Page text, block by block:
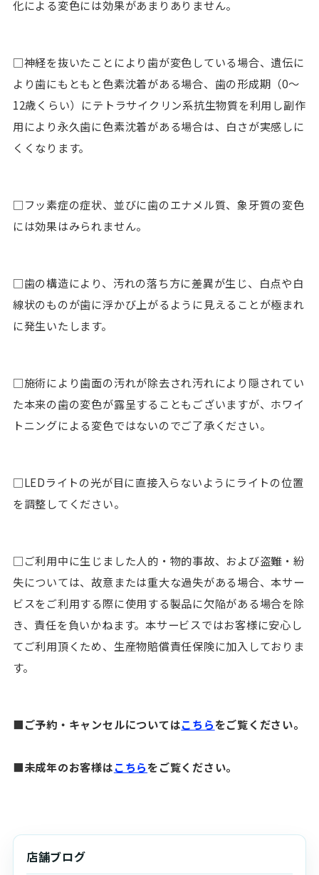
化による変色には効果があまりありません。
□神経を抜いたことにより歯が変色している場合、遺伝に
より歯にもともと色素沈着がある場合、歯の形成期（0〜
12歳くらい）にテトラサイクリン系抗生物質を利用し副作
用により永久歯に色素沈着がある場合は、白さが実感しに
くくなります。
□フッ素症の症状、並びに歯のエナメル質、象牙質の変色
には効果はみられません。
□歯の構造により、汚れの落ち方に差異が生じ、白点や白
線状のものが歯に浮かび上がるように見えることが極まれ
に発生いたします。
□施術により歯面の汚れが除去され汚れにより隠されてい
た本来の歯の変色が露呈することもございますが、ホワイ
トニングによる変色ではないのでご了承ください。
□LEDライトの光が目に直接入らないようにライトの位置
を調整してください。
□ご利用中に生じました人的・物的事故、および盗難・紛
失については、故意または重大な過失がある場合、本サー
ビスをご利用する際に使用する製品に欠陥がある場合を除
き、責任を負いかねます。本サービスではお客様に安心し
てご利用頂くため、生産物賠償責任保険に加入しておりま
す。
■ご予約・キャンセルについてはこちらをご覧ください。
■未成年のお客様はこちらをご覧ください。
店舗ブログ